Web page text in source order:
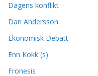
Dagens konflikt
Dan Andersson
Ekonomisk Debatt
Enn Kokk (s)
Fronesis